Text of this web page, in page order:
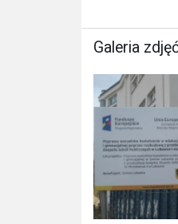
Galeria